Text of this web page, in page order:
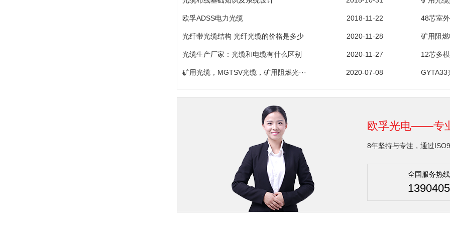
欧孚ADSS电力光缆 2018-11-22 48芯室
光纤带光缆结构 光纤光缆的价格是多少 2020-11-28 矿用阻
光缆生产厂家：光缆和电缆有什么区别 2020-11-27 12芯多
矿用光缆，MGTSV光缆，矿用阻燃光··· 2020-07-08 GYTA33
欧孚光电——专
8年坚持与专注，通过
全国服务热